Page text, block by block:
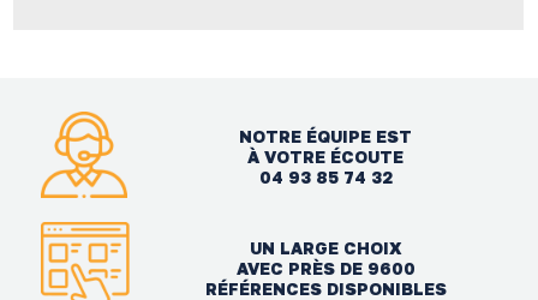
NOTRE ÉQUIPE EST
À VOTRE ÉCOUTE
04 93 85 74 32
UN LARGE CHOIX
AVEC PRÈS DE 9600
RÉFÉRENCES DISPONIBLES